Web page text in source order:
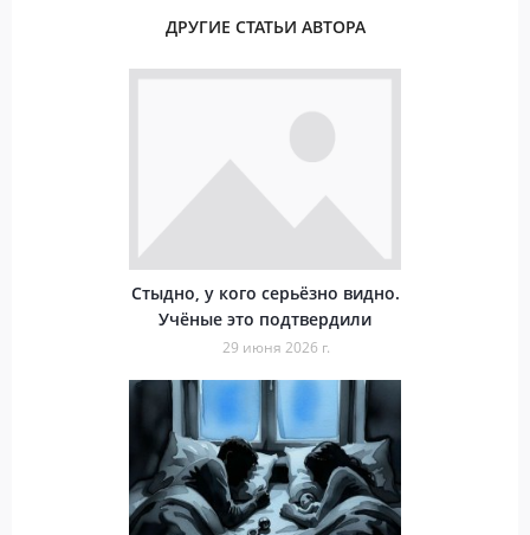
ДРУГИЕ СТАТЬИ АВТОРА
Стыдно, у кого серьёзно видно.
Учёные это подтвердили
29 июня 2026 г.